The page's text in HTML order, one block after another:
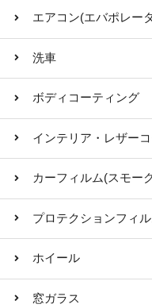
エアコン(エバポレー
洗車
ボディコーティング
インテリア・レザー
カーフィルム(スモー
プロテクションフィル
ホイール
窓ガラス